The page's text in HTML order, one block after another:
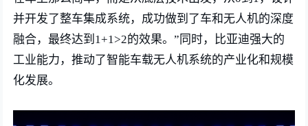
并开发了整车集成系统，成功做到了车和无人机的深度
融合，最终达到1+1>2的效果。”同时，比亚迪强大的
工业能力，推动了智能车载无人机系统的产业化和规模
化发展。